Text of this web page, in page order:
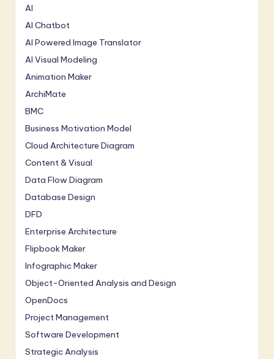
AI
AI Chatbot
AI Powered Image Translator
AI Visual Modeling
Animation Maker
ArchiMate
BMC
Business Motivation Model
Cloud Architecture Diagram
Content & Visual
Data Flow Diagram
Database Design
DFD
Enterprise Architecture
Flipbook Maker
Infographic Maker
Object-Oriented Analysis and Design
OpenDocs
Project Management
Software Development
Strategic Analysis